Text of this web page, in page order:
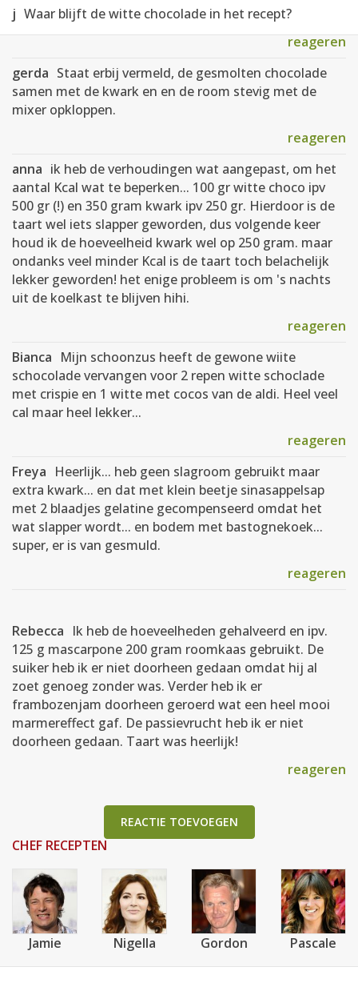
j Waar blijft de witte chocolade in het recept?
reageren
gerda Staat erbij vermeld, de gesmolten chocolade
samen met de kwark en en de room stevig met de
mixer opkloppen.
reageren
anna ik heb de verhoudingen wat aangepast, om het
aantal Kcal wat te beperken... 100 gr witte choco ipv
500 gr (!) en 350 gram kwark ipv 250 gr. Hierdoor is de
taart wel iets slapper geworden, dus volgende keer
houd ik de hoeveelheid kwark wel op 250 gram. maar
ondanks veel minder Kcal is de taart toch belachelijk
lekker geworden! het enige probleem is om 's nachts
uit de koelkast te blijven hihi.
reageren
Bianca Mijn schoonzus heeft de gewone wiite
schocolade vervangen voor 2 repen witte schoclade
met crispie en 1 witte met cocos van de aldi. Heel veel
cal maar heel lekker...
reageren
Freya Heerlijk... heb geen slagroom gebruikt maar
extra kwark... en dat met klein beetje sinasappelsap
met 2 blaadjes gelatine gecompenseerd omdat het
wat slapper wordt... en bodem met bastognekoek...
super, er is van gesmuld.
reageren
Rebecca Ik heb de hoeveelheden gehalveerd en ipv.
125 g mascarpone 200 gram roomkaas gebruikt. De
suiker heb ik er niet doorheen gedaan omdat hij al
zoet genoeg zonder was. Verder heb ik er
frambozenjam doorheen geroerd wat een heel mooi
marmereffect gaf. De passievrucht heb ik er niet
doorheen gedaan. Taart was heerlijk!
reageren
REACTIE TOEVOEGEN
CHEF RECEPTEN
Jamie Nigella Gordon Pascale